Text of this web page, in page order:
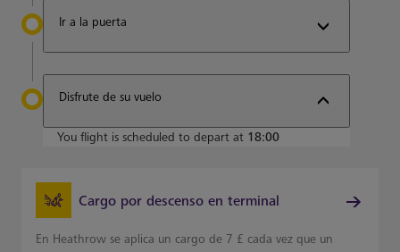
Ir a la puerta
Disfrute de su vuelo
You flight is scheduled to depart at 18:00
Cargo por descenso en terminal
En Heathrow se aplica un cargo de 7 £ cada vez que un